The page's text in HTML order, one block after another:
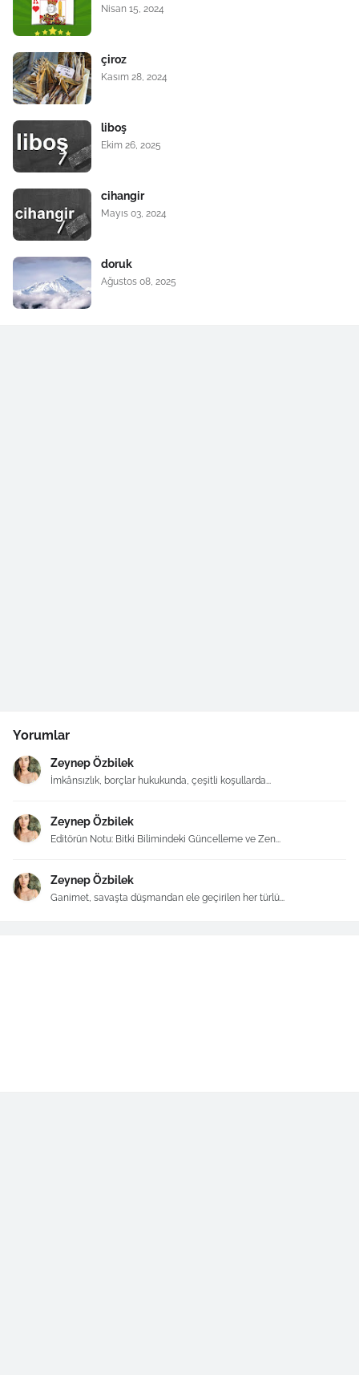
Nisan 15, 2024
çiroz
Kasım 28, 2024
liboş
Ekim 26, 2025
cihangir
Mayıs 03, 2024
doruk
Ağustos 08, 2025
Yorumlar
Zeynep Özbilek
İmkânsızlık, borçlar hukukunda, çeşitli koşullarda...
Zeynep Özbilek
Editörün Notu: Bitki Bilimindeki Güncelleme ve Zen...
Zeynep Özbilek
Ganimet, savaşta düşmandan ele geçirilen her türlü...